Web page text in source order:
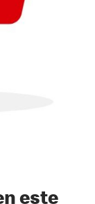
este